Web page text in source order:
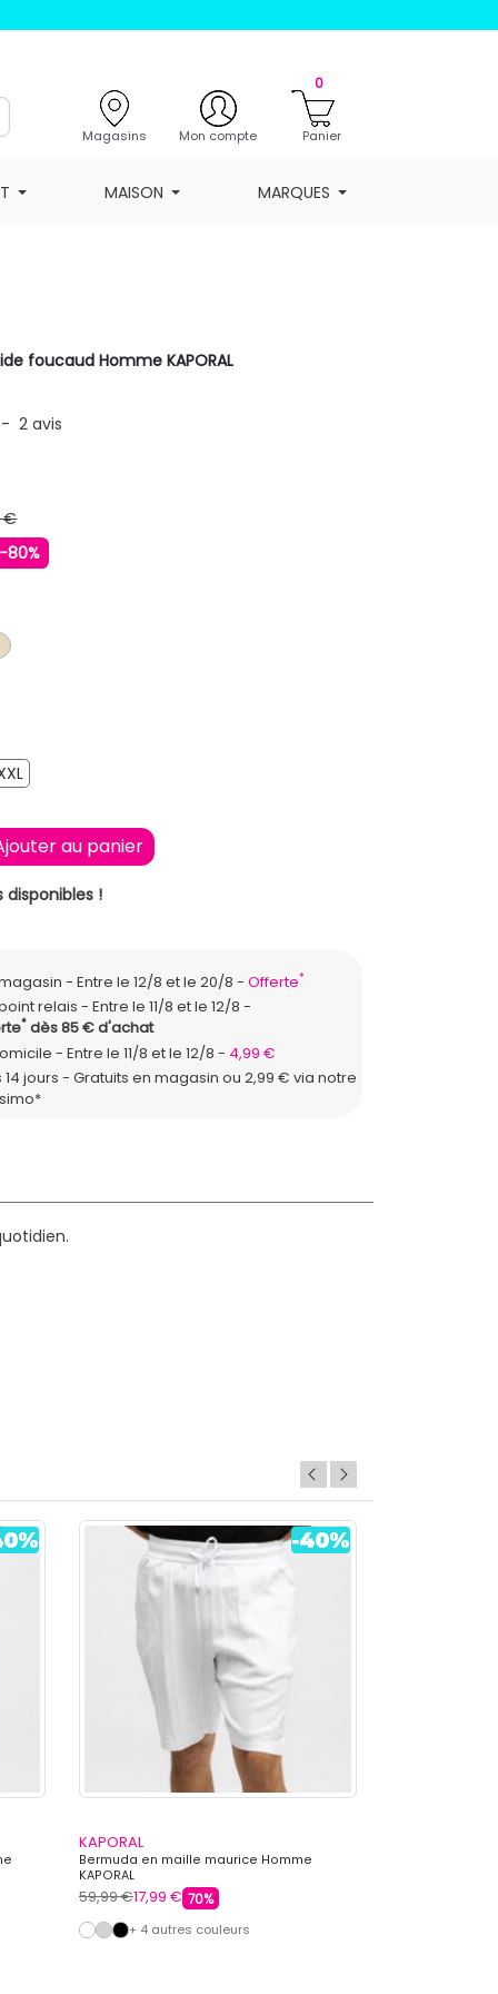
Magasins Mon compte
0
Panier
MAISON MARQUES
foucaud Homme KAPORAL
- 2avis
€
-80%
BEIGE
XXL
au panier
disponibles !
Entre le 12/8 et le 20/8 Offerte*
relais
Entre le 11/8 et le 12/8
*dès 85 € d'achat
Entre le 11/8 et le 12/8
4,99 €
14 jours - Gratuits en magasin ou 2,99 € via notre
KAPORAL
Bermuda en maille maurice Homme
KAPORAL
59,99 €17,99 € 70%
+ 4 autres couleurs